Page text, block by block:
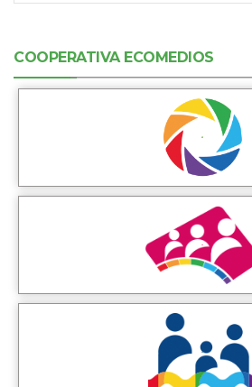
COOPERATIVA ECOMEDIOS